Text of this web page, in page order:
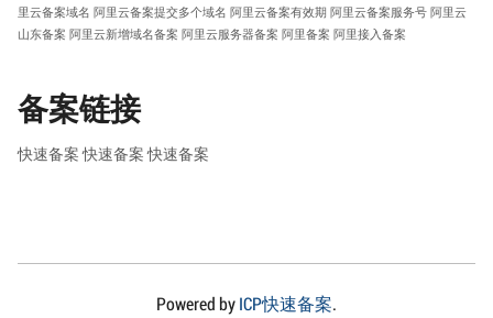
里云备案域名 阿里云备案提交多个域名 阿里云备案有效期 阿里云备案服务号 阿里云
山东备案 阿里云新增域名备案 阿里云服务器备案 阿里备案 阿里接入备案
备案链接
快速备案 快速备案 快速备案
Powered byICP快速备案.